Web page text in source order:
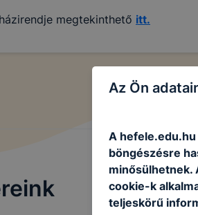
megtekinthető itt.
Az Ön
A
böngészésre
minősülhetnek.
cookie-k
teljeskörű